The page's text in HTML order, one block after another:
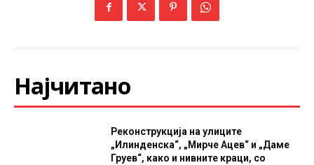
Најчитано
Реконструкција на улиците
„Илинденска“, „Мирче Ацев“ и „Даме
Груев“, како и нивните краци, со